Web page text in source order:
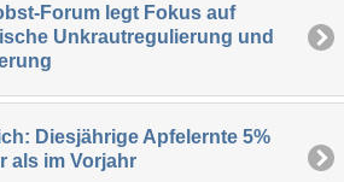
Forum legt Fokus auf
Unkrautregulierung und
Diesjährige Apfelernte 5%
als im Vorjahr